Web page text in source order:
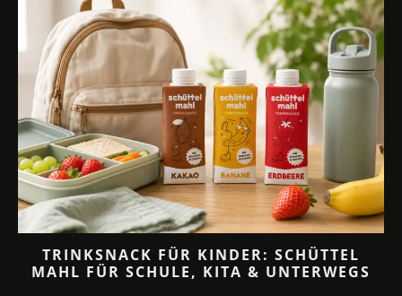
TRINKSNACK FÜR KINDER: SCHÜTTEL
MAHL FÜR SCHULE, KITA & UNTERWEGS